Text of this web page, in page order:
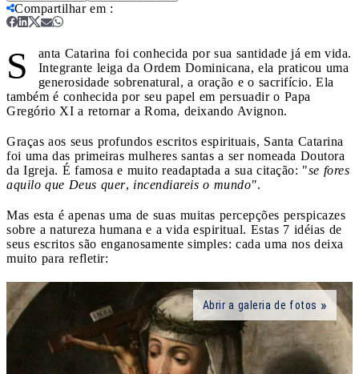
Compartilhar em :
S
anta Catarina foi conhecida por sua santidade já em vida.
Integrante leiga da Ordem Dominicana, ela praticou uma
generosidade sobrenatural, a oração e o sacrifício. Ela
também é conhecida por seu papel em persuadir o Papa
Gregório XI a retornar a Roma, deixando Avignon.
Graças aos seus profundos escritos espirituais, Santa Catarina
foi uma das primeiras mulheres santas a ser nomeada Doutora
da Igreja. É famosa e muito readaptada a sua citação: "se fores
aquilo que Deus quer, incendiareis o mundo".
Mas esta é apenas uma de suas muitas percepções perspicazes
sobre a natureza humana e a vida espiritual. Estas 7 idéias de
seus escritos são enganosamente simples: cada uma nos deixa
muito para refletir:
Abrir a galeria de fotos